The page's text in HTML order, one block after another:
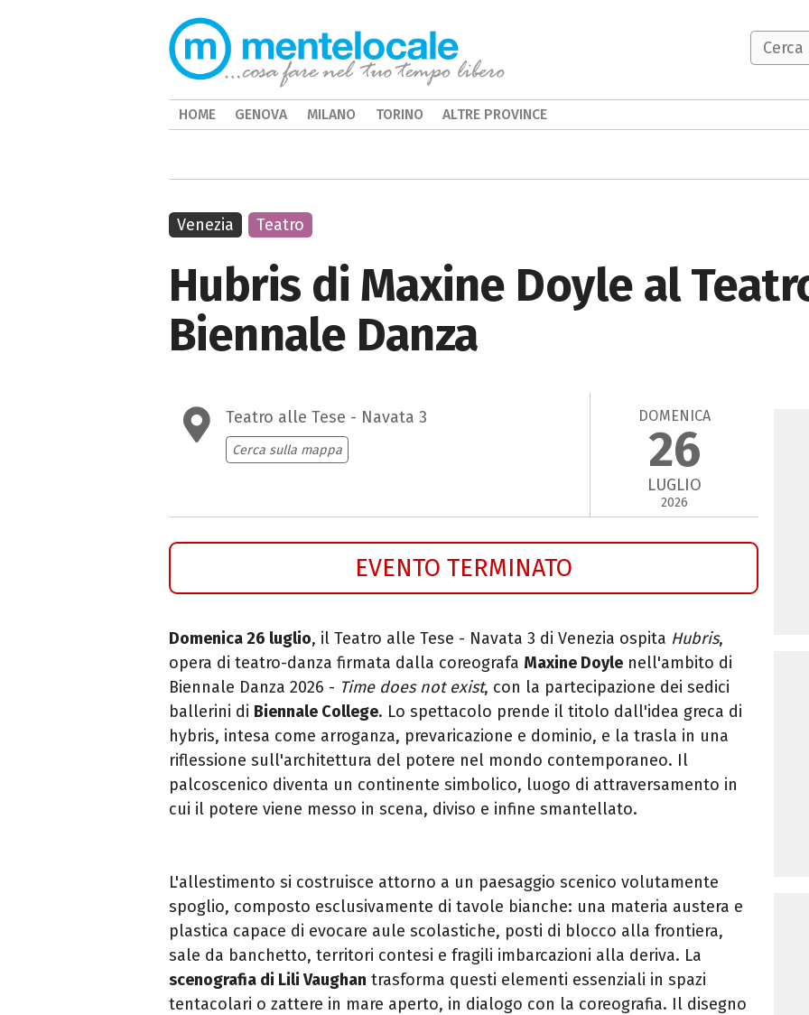
Hubris di Maxine Doyle al
Biennale Danza
Teatro alle Tese - Navata 3
Cerca sulla mappa
DOMENICA
26
LUGLIO
2026
EVENTO TERMINATO
Domenica 26 luglio, il Teatro alle Tese - Navata 3 di Venezia ospita Hubris,
opera di teatro-danza firmata dalla coreografa Maxine Doyle nell'ambito di
Biennale Danza 2026 - Time does not exist, con la partecipazione dei sedici
ballerini di Biennale College. Lo spettacolo prende il titolo dall'idea greca di
hybris, intesa come arroganza, prevaricazione e dominio, e la trasla in una
riflessione sull'architettura del potere nel mondo contemporaneo. Il
palcoscenico diventa un continente simbolico, luogo di attraversamento in
cui il potere viene messo in scena, diviso e infine smantellato.
L'allestimento si costruisce attorno a un paesaggio scenico volutamente
spoglio, composto esclusivamente di tavole bianche: una materia austera e
plastica capace di evocare aule scolastiche, posti di blocco alla frontiera,
sale da banchetto, territori contesi e fragili imbarcazioni alla deriva. La
scenografia di Lili Vaughan trasforma questi elementi essenziali in spazi
tentacolari o zattere in mare aperto, in dialogo con la coreografia. Il disegno
Venezia Teatro
HOME GENOVA MILANO TORINO ALTRE PROVINCE